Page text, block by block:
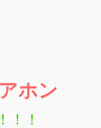
ホン
！！